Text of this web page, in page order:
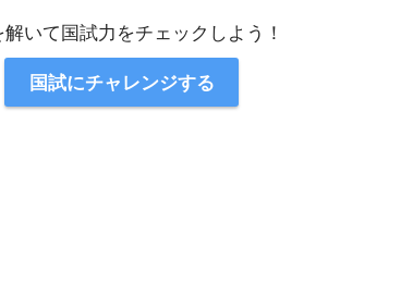
いて国試力をチェックしよう！
国試にチャレンジする